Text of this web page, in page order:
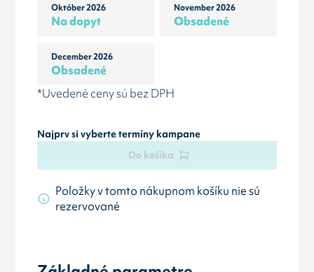
Október 2026
Na dopyt
November 2026
Obsadené
December 2026
Obsadené
*Uvedené ceny sú bez DPH
Najprv si vyberte termíny kampane
Do košíka
Položky v tomto nákupnom košíku nie sú
rezervované